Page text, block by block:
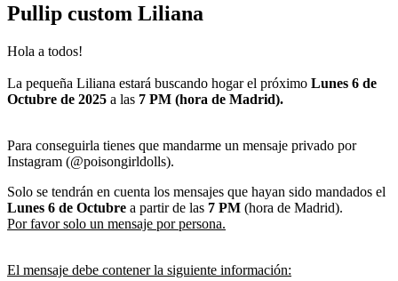
Pullip custom Liliana
Hola a todos!
La pequeña Liliana estará buscando hogar el próximo Lunes 6 de
Octubre de 2025 a las 7 PM (hora de Madrid).
Para conseguirla tienes que mandarme un mensaje privado por
Instagram (@poisongirldolls).
Solo se tendrán en cuenta los mensajes que hayan sido mandados el
Lunes 6 de Octubre a partir de las 7 PM (hora de Madrid).
Por favor solo un mensaje por persona.
El mensaje debe contener la siguiente información: